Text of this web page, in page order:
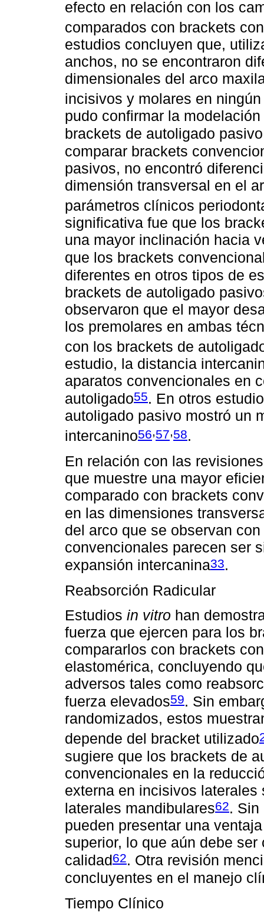
efecto en relación con los
comparados con brackets
estudios concluyen que,
anchos, no se encontraron
dimensionales del arco
incisivos y molares en
pudo confirmar la
brackets de autoligado
comparar brackets
pasivos, no encontró
dimensión transversal en el
parámetros clínicos
significativa fue que los
una mayor inclinación hacia
que los brackets
diferentes en otros tipos de
brackets de autoligado
observaron que el mayor
los premolares en ambas
con los brackets de
estudio, la distancia
aparatos convencionales en
autoligado55. En otros
autoligado pasivo mostró un
intercanino56,57,58.
En relación con las
que muestre una mayor
comparado con brackets
en las dimensiones
del arco que se observan
convencionales parecen ser
expansión intercanina33.
Reabsorción Radicular
Estudios in vitro han
fuerza que ejercen para los
compararlos con brackets
elastomérica, concluyendo
adversos tales como
fuerza elevados59. Sin
randomizados, estos
depende del bracket utilizado
sugiere que los brackets de
convencionales en la
externa en incisivos
laterales mandibulares62. Sin
pueden presentar una
superior, lo que aún debe
calidad62. Otra revisión
concluyentes en el manejo
Tiempo Clínico